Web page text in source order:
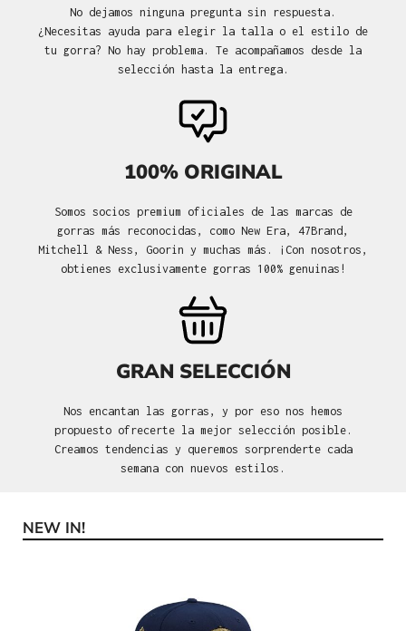
No dejamos ninguna pregunta sin respuesta.
¿Necesitas ayuda para elegir la talla o el estilo de
tu gorra? No hay problema. Te acompañamos desde la
selección hasta la entrega.
100% ORIGINAL
Somos socios premium oficiales de las marcas de
gorras más reconocidas, como New Era, 47Brand,
Mitchell & Ness, Goorin y muchas más. ¡Con nosotros,
obtienes exclusivamente gorras 100% genuinas!
GRAN SELECCIÓN
Nos encantan las gorras, y por eso nos hemos
propuesto ofrecerte la mejor selección posible.
Creamos tendencias y queremos sorprenderte cada
semana con nuevos estilos.
Omitir la galería de productos
NEW IN!